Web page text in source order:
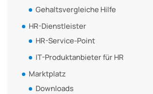
Gehaltsvergleiche Hilfe
HR-Dienstleister
HR-Service-Point
IT-Produktanbieter für HR
Marktplatz
Downloads